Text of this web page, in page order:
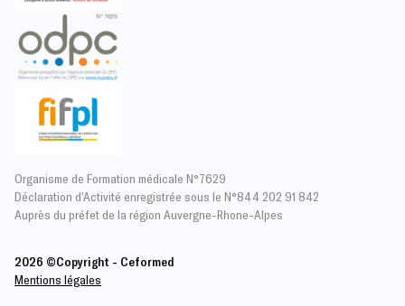
Organisme de Formation médicale N°7629
Déclaration d’Activité enregistrée sous le N°844 202 91 842
Auprès du préfet de la région Auvergne-Rhone-Alpes
2026 ©Copyright - Ceformed
Mentions légales